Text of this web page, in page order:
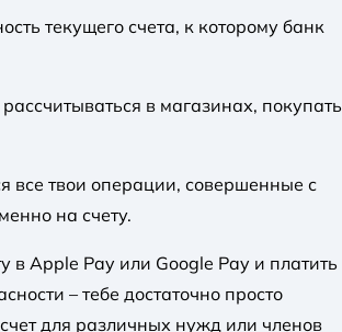
текущего счета, к которому банк
в магазинах, покупать
все твои операции, совершенные с
на счету.
в Apple Pay или Google Pay и платить
– тебе достаточно просто
для различных нужд или членов